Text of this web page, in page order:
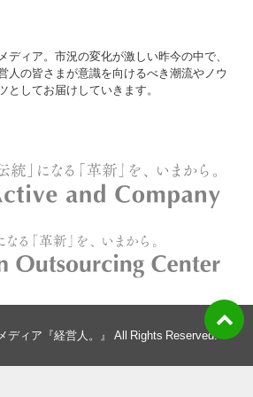
ディア。市況の変化が激しい昨今の中で、
人の皆さまが意識を向けるべき潮流やノウ
としてお届けしていきます。
ディア『経営人。』 All Rights Reserved.